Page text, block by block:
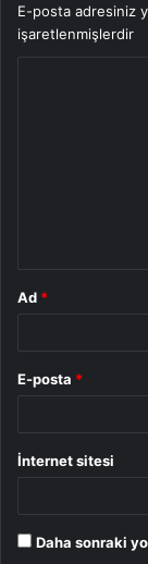
E-posta adresiniz
işaretlenmişlerdir
Ad *
E-posta *
İnternet sitesi
Daha sonraki